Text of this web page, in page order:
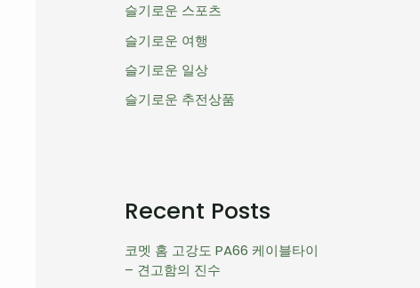
슬기로운 스포츠
슬기로운 여행
슬기로운 일상
슬기로운 추전상품
Recent Posts
코멧 홈 고강도 PA66 케이블타이
– 견고함의 진수